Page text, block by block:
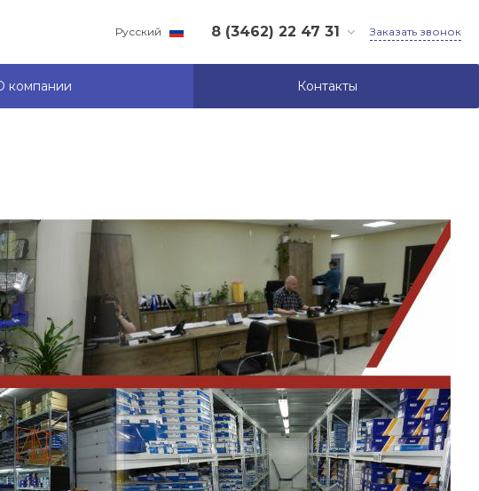
Русский 8 (3462) 22 47 31
г. Елабуга, Республика
Татарстан, г. Елабуга,
г. Сургут, ХМАО — Югра,
город Сургут, улица
Индустриальная, дом 32
shop@sibtruck.com
Заказать звонок
компании Контакты